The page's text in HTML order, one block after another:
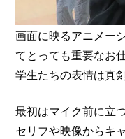
画面に映るアニメー
てとっても重要なお仕
学生たちの表情は真
最初はマイク前に立
セリフや映像からキ